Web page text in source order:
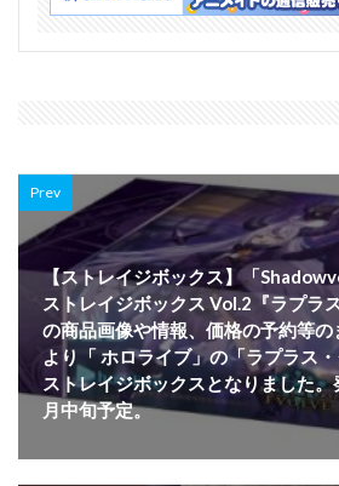
Prev
【ストレイジボックス】「
ストレイジボックス Vol.2『ラプラ
の商品画像や情報、価格の予約等
より「 ホロライブ」の「ラプラス
ストレイジボックスとなりました
月中旬予定。